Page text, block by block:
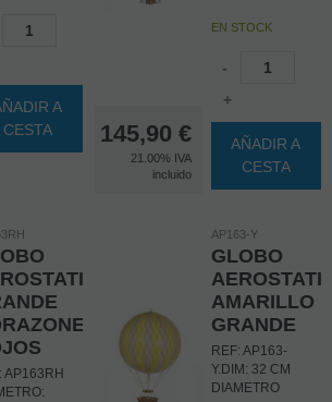
A
CESTA
145,90 €
21.00% IVA
incluido
EN STOCK
-
+
AÑADIR A
CESTA
AP163RH
AP163-Y
GLOBO
AMARILLO
GRANDE
REF: AP163-
Y.DIM: 32 CM
DIAMETRO